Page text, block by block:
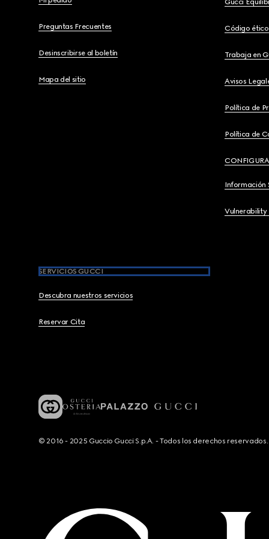
Preguntas Frecuentes
Desinscribirse al boletín
Mapa del sitio
Gucci
Código ético
Trabaja en
Avisos
Política de
Política de
Información
Vulnerability
SERVICIOS GUCCI
Descubra nuestros servicios
Reservar Cita
© 2016 - 2025 Guccio Gucci S.p.A. - Todos los derechos